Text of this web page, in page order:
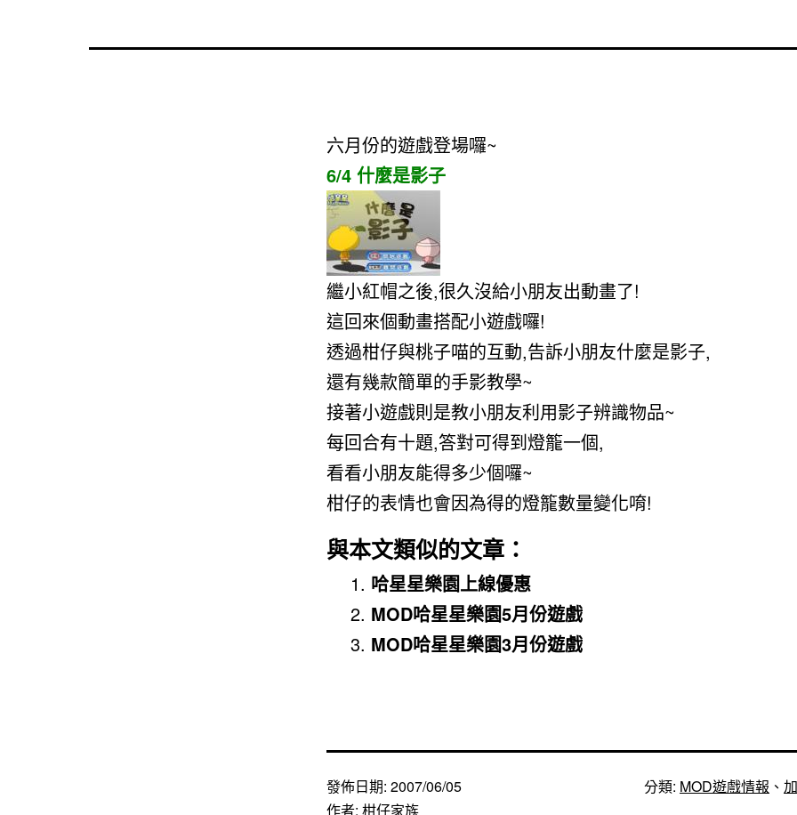
六月份的遊戲登場囉~
6/4 什麼是影子
繼小紅帽之後,很久沒給小朋友出動畫了!
這回來個動畫搭配小遊戲囉!
透過柑仔與桃子喵的互動,告訴小朋友什麼是影子,
還有幾款簡單的手影教學~
接著小遊戲則是教小朋友利用影子辨識物品~
每回合有十題,答對可得到燈籠一個,
看看小朋友能得多少個囉~
柑仔的表情也會因為得的燈籠數量變化唷!
與本文類似的文章：
哈星星樂園上線優惠
MOD哈星星樂園5月份遊戲
MOD哈星星樂園3月份遊戲
發佈日期: 2007/06/05
作者: 柑仔家族
分類: MOD遊戲情報 、